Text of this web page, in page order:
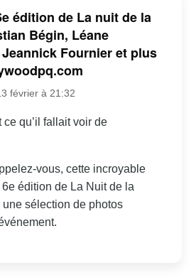
édition de La nuit de la
Bégin, Léane
Fournier et plus
février à 21:32
ce qu’il fallait voir de
vous, cette incroyable
6e édition de La Nuit de la
sélection de photos